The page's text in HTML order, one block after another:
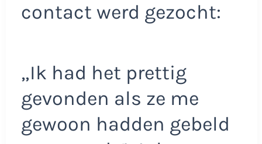
contact werd gezocht:
„Ik had het prettig
gevonden als ze me
gewoon hadden gebeld